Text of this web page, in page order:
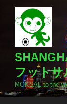
ッ
フットサ
MOKSAL to the